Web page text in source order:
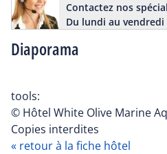
Diaporama
Contactez nos
Du lundi au vendredi
tools:
© Hôtel White Olive Marine
Copies interdites
« retour à la fiche hôtel